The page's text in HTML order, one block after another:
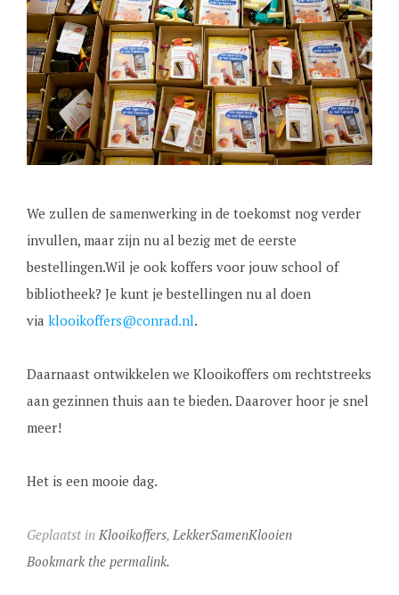
We zullen de samenwerking in de toekomst nog verder
invullen, maar zijn nu al bezig met de eerste
bestellingen.Wil je ook koffers voor jouw school of
bibliotheek? Je kunt je bestellingen nu al doen
via klooikoffers@conrad.nl.
Daarnaast ontwikkelen we Klooikoffers om rechtstreeks
aan gezinnen thuis aan te bieden. Daarover hoor je snel
meer!
Het is een mooie dag.
Geplaatst in Klooikoffers, LekkerSamenKlooien
Bookmark the permalink.